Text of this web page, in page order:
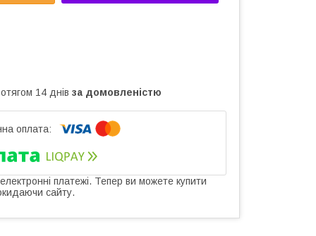
14 днів за домовленістю
платежі. Тепер ви можете купити
сайту.